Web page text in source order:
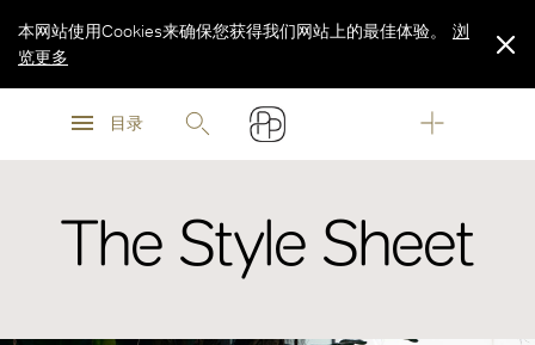
浏
目录
本网站使用Cookies来确保您获得我们网站上的最佳体验。
浏
览更多
The Style Sheet